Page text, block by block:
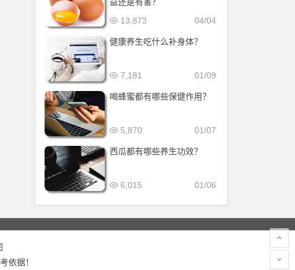
04/04
13,873
健康养生吃什么补身体？
01/09
7,181
喝蜂蜜都有哪些保健作用？
01/07
5,870
西瓜都有哪些养生功效？
01/06
6,015
依据！